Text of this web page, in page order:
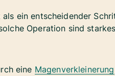
ein entscheidender
Operation sind
eine Magenverkleinerung